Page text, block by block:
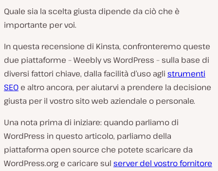
Quale sia la scelta giusta dipende da ciò che è
importante per voi.
In questa recensione di Kinsta, confronteremo queste
due piattaforme – Weebly vs WordPress – sulla base di
diversi fattori chiave, dalla facilità d’uso agli strumenti
SEO e altro ancora, per aiutarvi a prendere la decisione
giusta per il vostro sito web aziendale o personale.
Una nota prima di iniziare: quando parliamo di
WordPress in questo articolo, parliamo della
piattaforma open source che potete scaricare da
WordPress.org e caricare sul server del vostro fornitore